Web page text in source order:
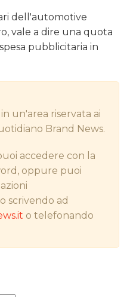
dell'automotive
vale a dire una quota
pubblicitaria in
un'area riservata ai
Brand News.
accedere con la
oppure puoi
scrivendo ad
o telefonando